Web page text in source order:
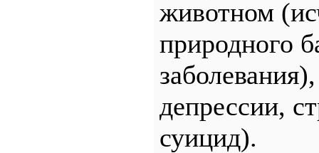
животном
природного
депрессии,
суицид).